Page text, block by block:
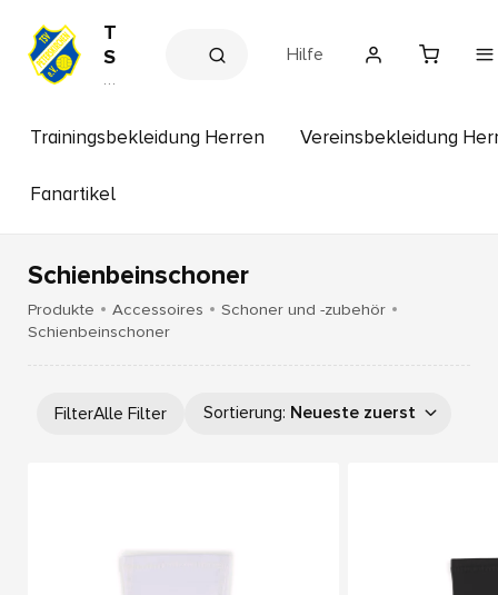
T
S
V
e
r
ir
c
h
e
s
Hilfe
Trainingsbekleidung Herren Vereinsbekleidung
Fanartikel
Schienbeinschoner
Produkte Accessoires
Schoner und -zubehör
Schienbeinschoner
FilterAlle Filter Sortierung: Neueste zuerst